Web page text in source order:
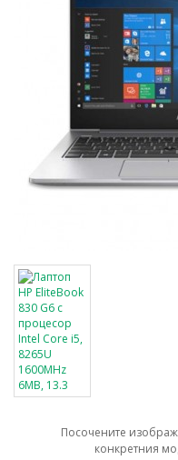
Посочените
конкретния